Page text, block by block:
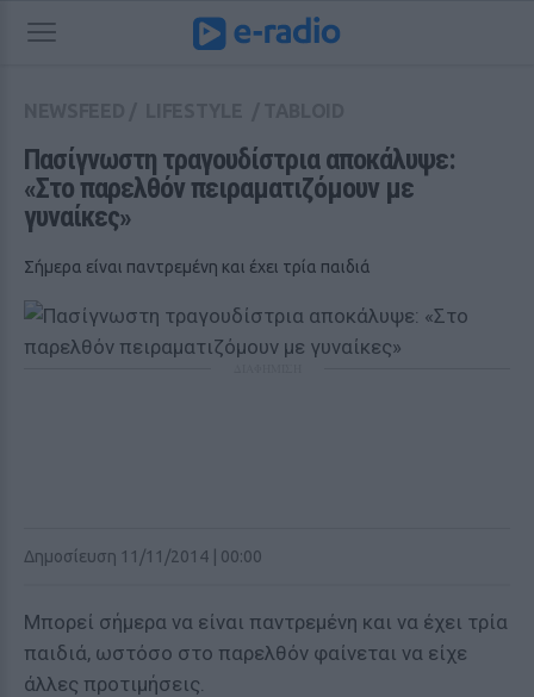
Πασίγνωστη τραγουδίστρια αποκάλυψε:
«Στο παρελθόν πειραματιζόμουν με
γυναίκες»
Σήμερα είναι παντρεμένη και έχει τρία παιδιά
Δημοσίευση 11/11/2014 | 00:00
Μπορεί σήμερα να είναι παντρεμένη και να έχει τρία
παιδιά, ωστόσο στο παρελθόν φαίνεται να είχε
άλλες προτιμήσεις.